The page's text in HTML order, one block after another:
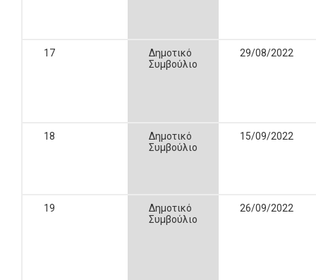
17
Δημοτικό
Συμβούλιο
29/08/2022
18
Δημοτικό
Συμβούλιο
15/09/2022
19
Δημοτικό
Συμβούλιο
26/09/2022